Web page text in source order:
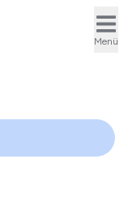
Menü